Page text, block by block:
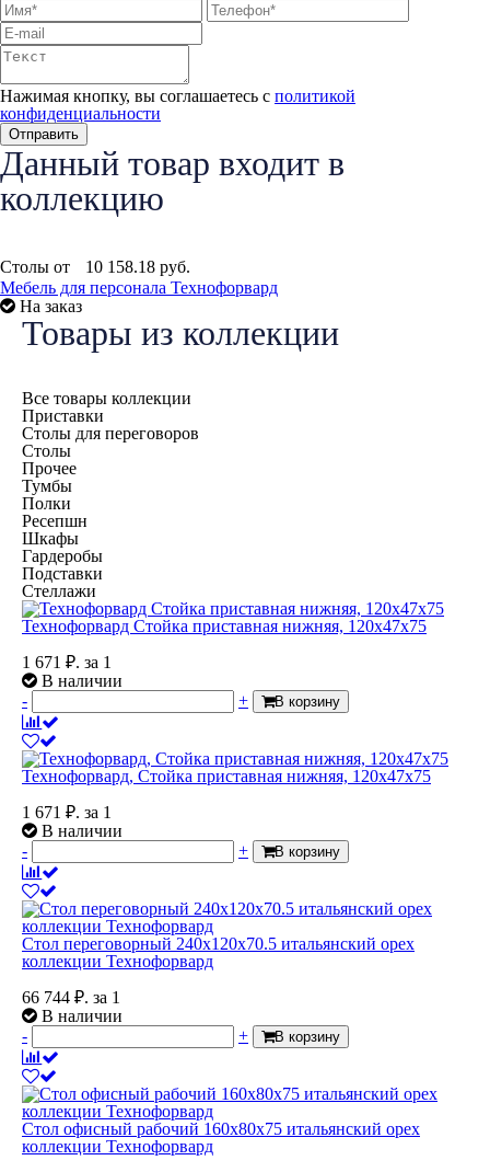
Нажимая кнопку, вы соглашаетесь с политикой
конфиденциальности
Данный товар входит в
коллекцию
Столы от 10 158.18 руб.
Мебель для персонала Технофорвард
На заказ
Товары из коллекции
Все товары коллекции
Приставки
Столы для переговоров
Столы
Прочее
Тумбы
Полки
Ресепшн
Шкафы
Гардеробы
Подставки
Стеллажи
Технофорвард Стойка приставная нижняя, 120x47x75
1 671 ₽. за 1
В наличии
-
+ В корзину
Технофорвард, Стойка приставная нижняя, 120x47x75
1 671 ₽. за 1
В наличии
-
+ В корзину
Стол переговорный 240x120x70.5 итальянский орех
коллекции Технофорвард
66 744 ₽. за 1
В наличии
-
+ В корзину
Стол офисный рабочий 160x80x75 итальянский орех
коллекции Технофорвард